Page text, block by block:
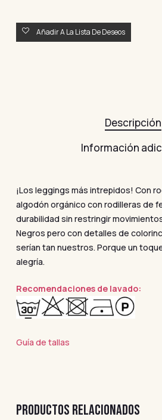
Añadir A La Lista De Deseos
Descripción
Información
¡Los leggings más intrepidos! Con
algodón orgánico con rodilleras de
durabilidad sin restringir
Negros pero con detalles de
serían tan nuestros. Porque un
alegría.
Recomendaciones de lavado:
Guía de tallas
PRODUCTOS RELACIONADOS